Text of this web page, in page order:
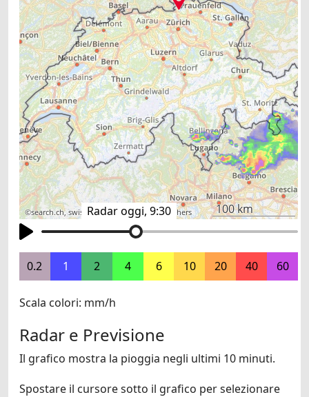
Radar oggi, 9:30
©search.ch,swisstopo,OpenStreetMap,others 100 km
0.2 1 2 4 6 10 20 40 60
Scala colori: mm/h
Radar e Previsione
Il grafico mostra la pioggia negli ultimi 10 minuti.
Spostare il cursore sotto il grafico per selezionare